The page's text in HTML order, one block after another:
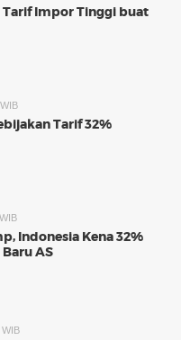
Impor Tinggi buat
Tarif 32%
Indonesia Kena 32%
AS
WIB